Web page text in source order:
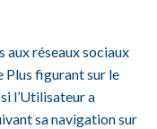
aux réseaux sociaux
figurant sur le
l’Utilisateur a
sa navigation sur